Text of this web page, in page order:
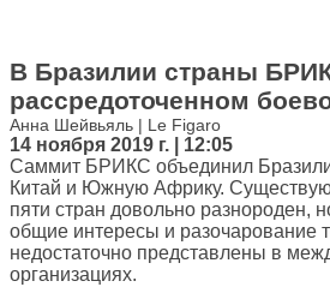
В Бразилии страны
рассредоточенном
Анна Шейвьяль | Le Figaro
14 ноября 2019 г. | 12:05
Саммит БРИКС объединил
Китай и Южную Африку.
пяти стран довольно разнороден,
общие интересы и разочарование
недостаточно представлены в
организациях.